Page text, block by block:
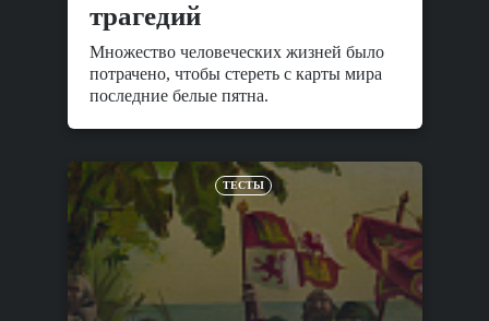
трагедий
Множество человеческих жизней было
потрачено, чтобы стереть с карты мира
последние белые пятна.
ТЕСТЫ